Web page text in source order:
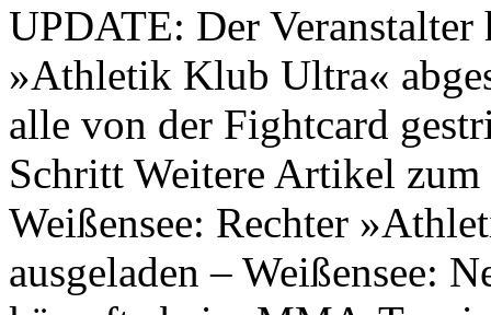
UPDATE: Der Veranstalter
»Athletik Klub Ultra«
alle von der Fightcard
Schritt Weitere Artikel
Weißensee: Rechter
ausgeladen – Weißensee: